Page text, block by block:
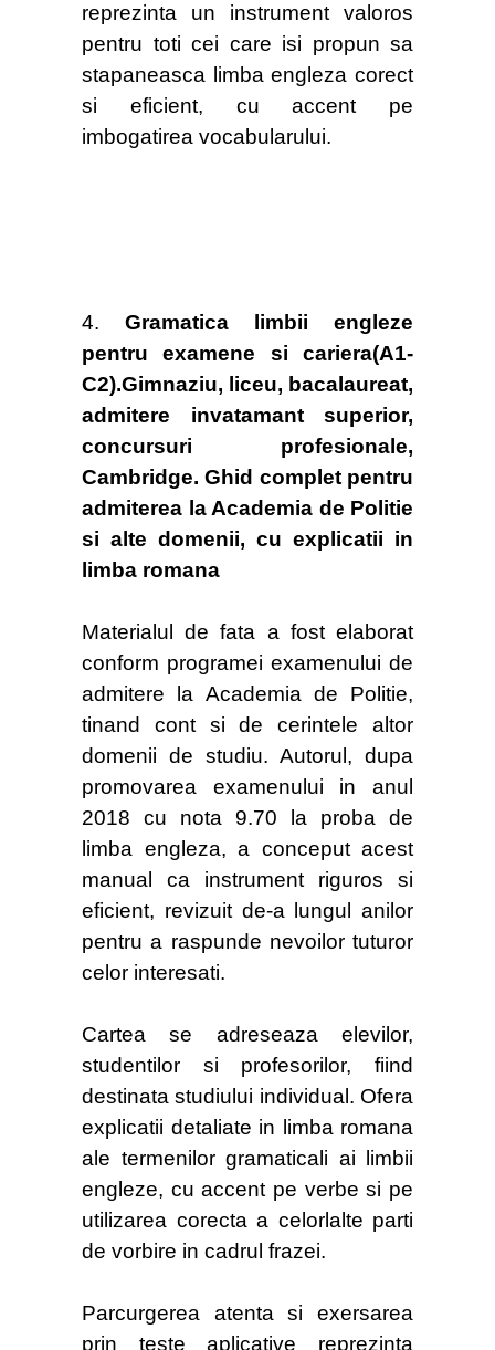
reprezinta un instrument valoros
pentru toti cei care isi propun sa
stapaneasca limba engleza corect
si eficient, cu accent pe
imbogatirea vocabularului.
4. Gramatica limbii engleze
pentru examene si cariera(A1-
C2).Gimnaziu, liceu, bacalaureat,
admitere invatamant superior,
concursuri profesionale,
Cambridge. Ghid complet pentru
admiterea la Academia de Politie
si alte domenii, cu explicatii in
limba romana
Materialul de fata a fost elaborat
conform programei examenului de
admitere la Academia de Politie,
tinand cont si de cerintele altor
domenii de studiu. Autorul, dupa
promovarea examenului in anul
2018 cu nota 9.70 la proba de
limba engleza, a conceput acest
manual ca instrument riguros si
eficient, revizuit de-a lungul anilor
pentru a raspunde nevoilor tuturor
celor interesati.
Cartea se adreseaza elevilor,
studentilor si profesorilor, fiind
destinata studiului individual. Ofera
explicatii detaliate in limba romana
ale termenilor gramaticali ai limbii
engleze, cu accent pe verbe si pe
utilizarea corecta a celorlalte parti
de vorbire in cadrul frazei.
Parcurgerea atenta si exersarea
prin teste aplicative reprezinta